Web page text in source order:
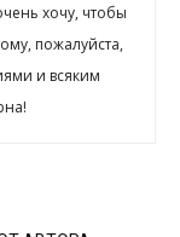
хочу, чтобы
пожалуйста,
и всяким